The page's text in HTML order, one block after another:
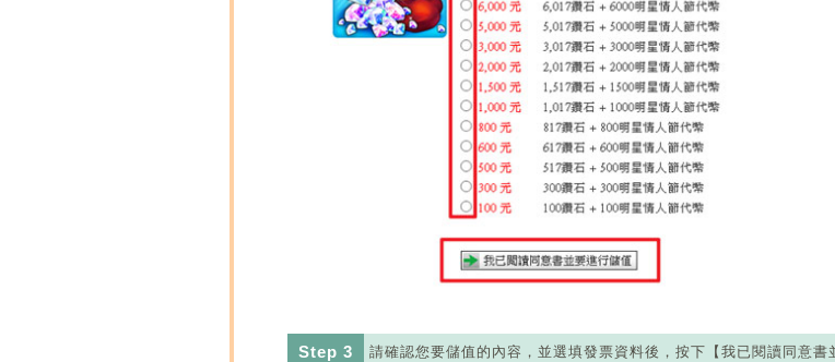
Step 3 請確認您要儲值的內容，並選填發票資料後，按下【我已閱讀同意書